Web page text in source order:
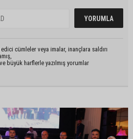
cümleler veya imalar, inançlara saldırı
büyük harflerle yazılmış yorumlar